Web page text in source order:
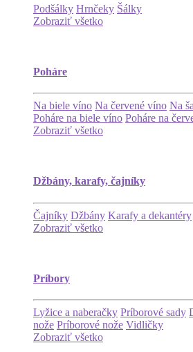
Podšálky Hrnčeky Šálky
Zobraziť všetko
Poháre
Na biele víno Na červené víno Na
Poháre na biele víno Poháre na
Zobraziť všetko
Džbány, karafy, čajníky
Čajníky Džbány Karafy a dekantéry
Zobraziť všetko
Príbory
Lyžice a naberačky Príborové sady
nože Príborové nože Vidličky
Zobraziť všetko